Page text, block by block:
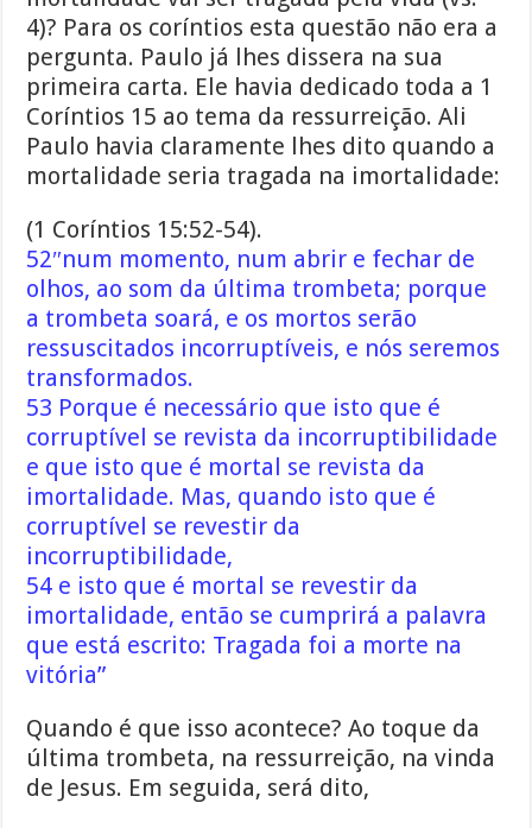
4)? Para os coríntios esta questão não era a
pergunta. Paulo já lhes dissera na sua
primeira carta. Ele havia dedicado toda a 1
Coríntios 15 ao tema da ressurreição. Ali
Paulo havia claramente lhes dito quando a
mortalidade seria tragada na imortalidade:
(1 Coríntios 15:52-54).
52″num momento, num abrir e fechar de
olhos, ao som da última trombeta; porque
a trombeta soará, e os mortos serão
ressuscitados incorruptíveis, e nós seremos
transformados.
53 Porque é necessário que isto que é
corruptível se revista da incorruptibilidade
e que isto que é mortal se revista da
imortalidade. Mas, quando isto que é
corruptível se revestir da
incorruptibilidade,
54 e isto que é mortal se revestir da
imortalidade, então se cumprirá a palavra
que está escrito: Tragada foi a morte na
vitória”
Quando é que isso acontece? Ao toque da
última trombeta, na ressurreição, na vinda
de Jesus. Em seguida, será dito,